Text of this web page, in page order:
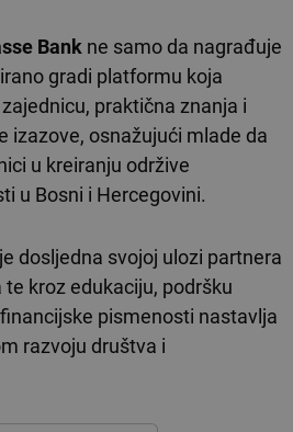
Bank ne samo da nagrađuje
gradi platformu koja
praktična znanja i
izazove, osnažujući mlade da
u kreiranju održive
u Bosni i Hercegovini.
dosljedna svojoj ulozi partnera
kroz edukaciju, podršku
pismenosti nastavlja
razvoju društva i